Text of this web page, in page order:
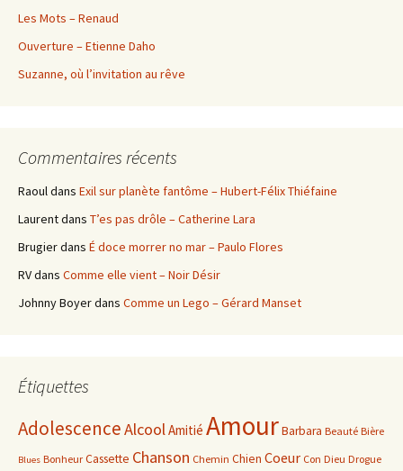
Les Mots – Renaud
Ouverture – Etienne Daho
Suzanne, où l’invitation au rêve
Commentaires récents
Raouldans Exil sur planète fantôme – Hubert-Félix Thiéfaine
Laurentdans T’es pas drôle – Catherine Lara
Brugierdans É doce morrer no mar – Paulo Flores
RVdans Comme elle vient – Noir Désir
Johnny Boyerdans Comme un Lego – Gérard Manset
Étiquettes
AdolescenceAlcoolAmitié AmourBarbara Beauté Bière
Blues Bonheur Cassette Chanson Chemin Chien Coeur Con Dieu Drogue